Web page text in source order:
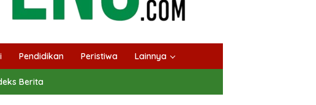
Pendidikan Peristiwa Lainnya
Berita